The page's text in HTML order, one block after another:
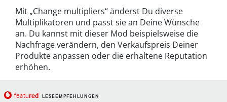
Mit „Change multipliers“ änderst Du diverse
Multiplikatoren und passt sie an Deine Wünsche
an. Du kannst mit dieser Mod beispielsweise die
Nachfrage verändern, den Verkaufspreis Deiner
Produkte anpassen oder die erhaltene Reputation
erhöhen.
featured LESEEMPFEHLUNGEN